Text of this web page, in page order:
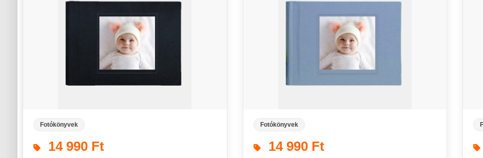
Fotókönyvek
14 990 Ft
Fotókönyvek
14 990 Ft